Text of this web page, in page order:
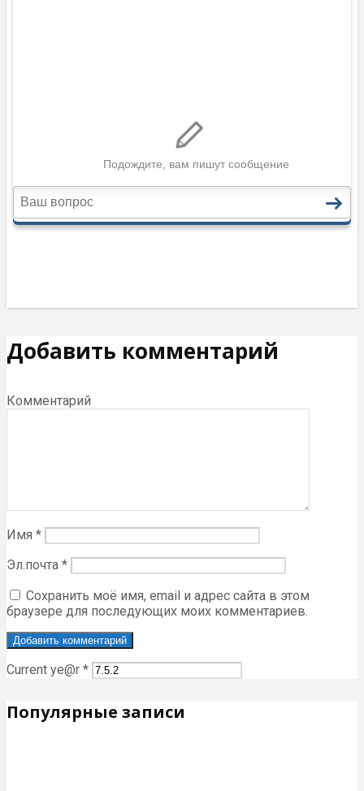
Добавить комментарий
Комментарий
Имя *
Эл.почта *
Сохранить моё имя, email и адрес сайта в этом
браузере для последующих моих комментариев.
Current ye@r *
Популярные записи